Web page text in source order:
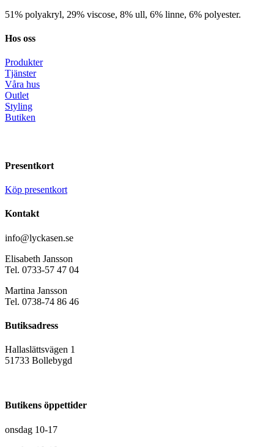
51% polyakryl, 29% viscose, 8% ull, 6% linne, 6% polyester.
Hos oss
Produkter
Tjänster
Våra hus
Outlet
Styling
Butiken
Presentkort
Köp presentkort
Kontakt
info@lyckasen.se
Elisabeth Jansson
Tel. 0733-57 47 04
Martina Jansson
Tel. 0738-74 86 46
Butiksadress
Hallaslättsvägen 1
51733 Bollebygd
Butikens öppettider
onsdag 10-17